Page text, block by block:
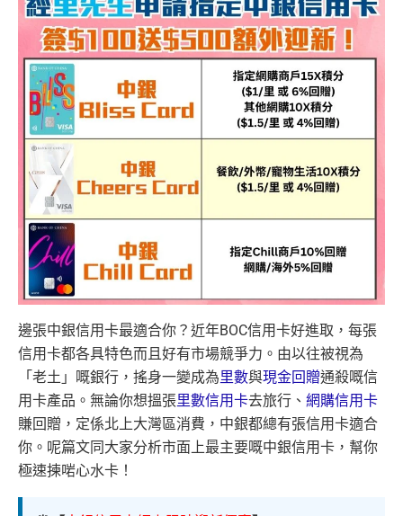
邊張中銀信用卡最適合你？近年BOC信用卡好進取，每張
信用卡都各具特色而且好有市場競爭力。由以往被視為
「老土」嘅銀行，搖身一變成為里數與現金回贈通殺嘅信
用卡產品。無論你想搵張里數信用卡去旅行、 網購信用卡
賺回贈，定係北上大灣區消費，中銀都總有張信用卡適合
你。呢篇文同大家分析市面上最主要嘅中銀信用卡，幫你
極速揀啱心水卡！